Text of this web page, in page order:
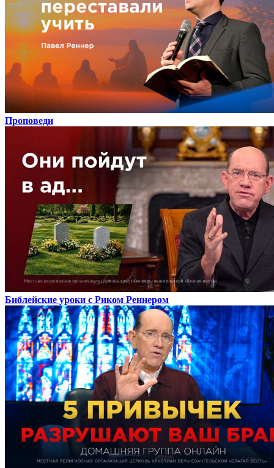
Проповеди
Библейские уроки с Риком Реннером